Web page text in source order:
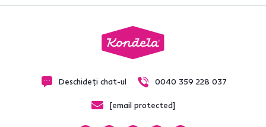
Deschideți chat-ul 0040 359 228 037
[email protected]